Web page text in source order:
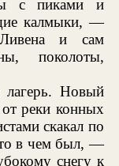
с пиками и
калмыки, —
Ливена и сам
поколоты,
лагерь. Новый
реки конных
скакал по
в чем был, —
снегу к